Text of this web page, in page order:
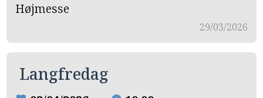
Højmesse
29/03/2026
Langfredag